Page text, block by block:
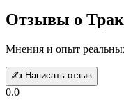
Отзывы о
Мнения и опыт
✍️ Написать отзыв
0.0